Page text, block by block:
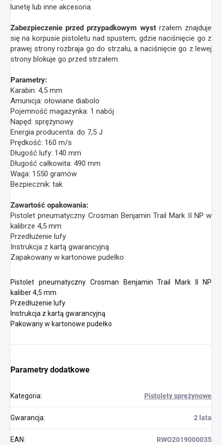
lunetę lub inne akcesoria.
Zabezpieczenie przed przypadkowym wystrzałem znajduje
się na korpusie pistoletu nad spustem, gdzie naciśnięcie go z
prawej strony rozbraja go do strzału, a naciśnięcie go z lewej
strony blokuje go przed strzałem.
Parametry:
Karabin: 4,5 mm
Amunicja: ołowiane diabolo
Pojemność magazynka: 1 nabój
Napęd: sprężynowy
Energia producenta: do 7,5 J
Prędkość: 160 m/s
Długość lufy: 140 mm
Długość całkowita: 490 mm
Waga: 1550 gramów
Bezpiecznik: tak
Zawartość opakowania:
Pistolet pneumatyczny Crosman Benjamin Trail Mark II NP w
kalibrze 4,5 mm
Przedłużenie lufy
Instrukcja z kartą gwarancyjną
Zapakowany w kartonowe pudełko
Pistolet pneumatyczny Crosman Benjamin Trail Mark II NP
kaliber 4,5 mm
Przedłużenie lufy
Instrukcja z kartą gwarancyjną
Pakowany w kartonowe pudełko
Parametry dodatkowe
Kategoria: Pistolety sprężynowe
Gwarancja: 2 lata
EAN: RWO2019000035